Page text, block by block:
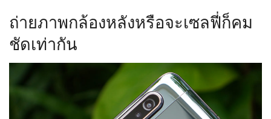
ถ่ายภาพกล้องหลังหรือจะเซลฟี่ก็คม
ชัดเท่ากัน